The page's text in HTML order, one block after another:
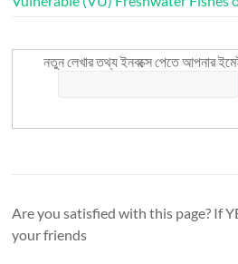
নতুন লেখার তথ্য ইনবক্সে পেতে আপনার
Are you satisfied with this page? If
your friends